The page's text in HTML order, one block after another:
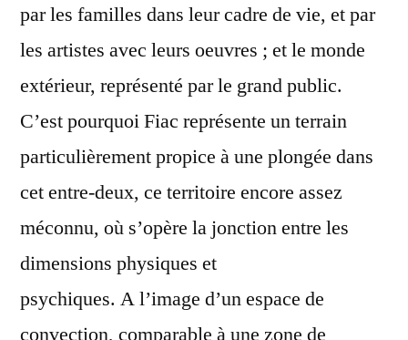
par les familles dans leur cadre de vie, et par
les artistes avec leurs oeuvres ; et le monde
extérieur, représenté par le grand public.
C’est pourquoi Fiac représente un terrain
particulièrement propice à une plongée dans
cet entre-deux, ce territoire encore assez
méconnu, où s’opère la jonction entre les
dimensions physiques et
psychiques. A l’image d’un espace de
convection, comparable à une zone de